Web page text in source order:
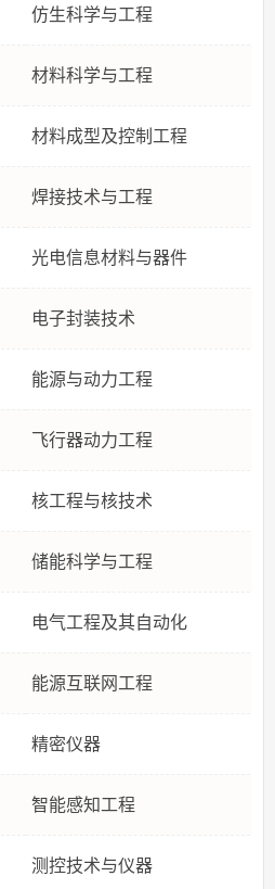
仿生科学与工程
材料科学与工程
材料成型及控制工程
焊接技术与工程
光电信息材料与器件
电子封装技术
能源与动力工程
飞行器动力工程
核工程与核技术
储能科学与工程
电气工程及其自动化
能源互联网工程
精密仪器
智能感知工程
测控技术与仪器